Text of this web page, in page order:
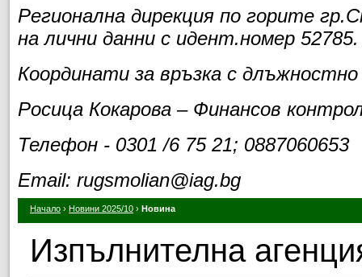
Регионална дирекция по горите
на лични данни с идент.номер 52785.
Координати за връзка с
Росица Кокарова – Финансов
Телефон - 0301 /6 75 21; 0887060653
Email: rugsmolian@iag.bg
Начало › Новини 2025/10 › Новина
Изпълнителна